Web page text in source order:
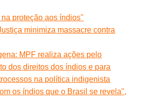
proteção aos índios"
minimiza massacre contra
MPF realiza ações pelo
dos direitos dos índios e para
na política indigenista
os índios que o Brasil se revela",